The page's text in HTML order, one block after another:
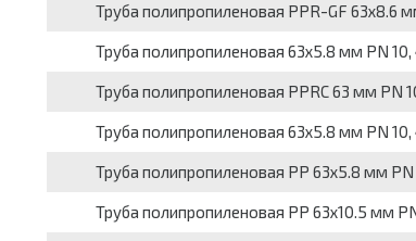
Труба полипропиленовая PPR-GF 63х8.6
Труба полипропиленовая 63х5.8 мм PN
Труба полипропиленовая PPRC 63 мм PN
Труба полипропиленовая 63х5.8 мм PN
Труба полипропиленовая PP 63х5.8 мм
Труба полипропиленовая PP 63х10.5 мм